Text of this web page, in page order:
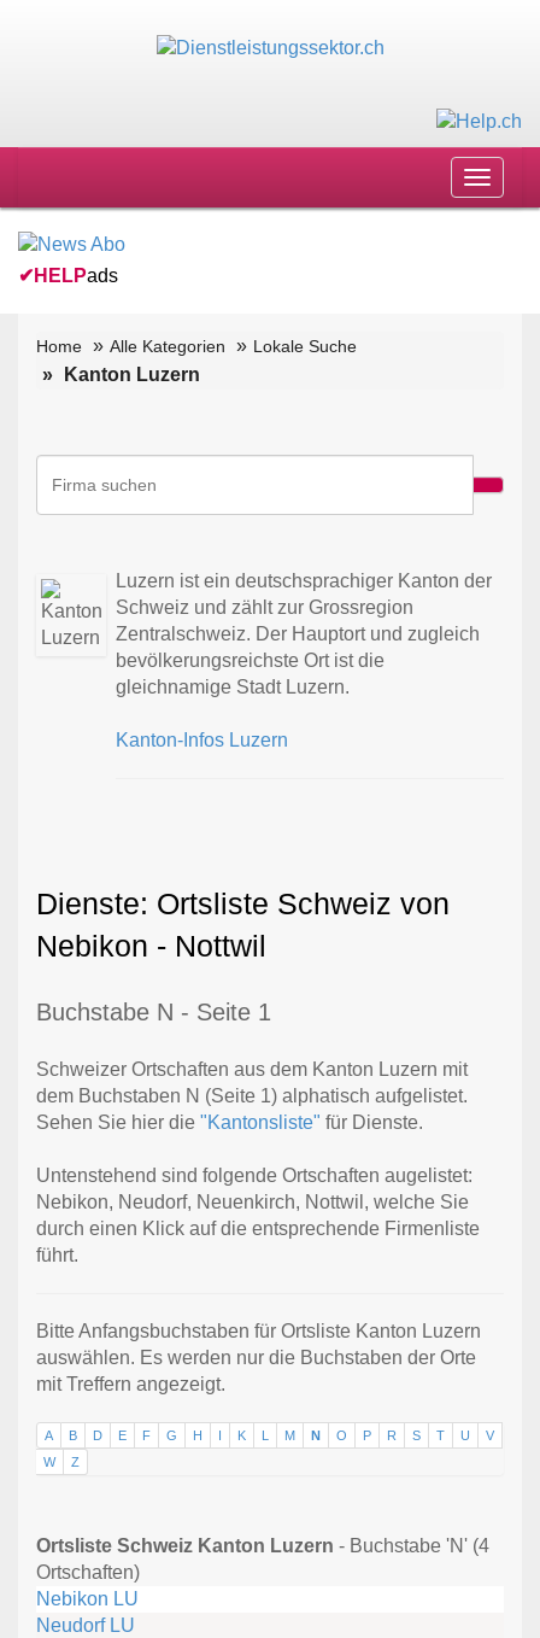
Toggle
✔ HELPads
Home Alle Kategorien Lokale Suche
Kanton Luzern
Luzern ist ein deutschsprachiger Kanton der
Schweiz und zählt zur Grossregion
Zentralschweiz. Der Hauptort und zugleich
bevölkerungsreichste Ort ist die
gleichnamige Stadt Luzern.
Kanton-Infos Luzern
Dienste: Ortsliste Schweiz von
Nebikon - Nottwil
Buchstabe N - Seite 1
Schweizer Ortschaften aus dem Kanton Luzern mit
dem Buchstaben N (Seite 1) alphatisch aufgelistet.
Sehen Sie hier die "Kantonsliste" für Dienste.
Untenstehend sind folgende Ortschaften augelistet:
Nebikon, Neudorf, Neuenkirch, Nottwil, welche Sie
durch einen Klick auf die entsprechende Firmenliste
führt.
Bitte Anfangsbuchstaben für Ortsliste Kanton Luzern
auswählen. Es werden nur die Buchstaben der Orte
mit Treffern angezeigt.
A B D E F G H K M N O P R S T U
V
W
Z
Ortsliste Schweiz Kanton Luzern - Buchstabe 'N' (4
Ortschaften)
Nebikon LU
Neudorf LU